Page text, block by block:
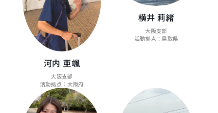
河内 亜颯
大阪支部
活動拠点：大阪府
横井 莉緒
大阪支部
活動拠点：鳥取県